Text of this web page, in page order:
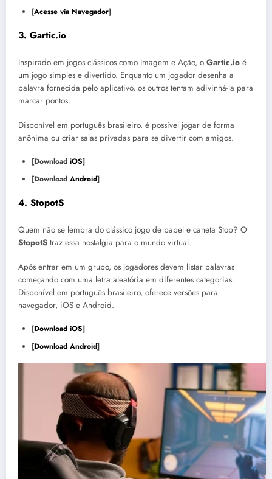
[Acesse via Navegador]
3. Gartic.io
Inspirado em jogos clássicos como Imagem e Ação, o Gartic.io é
um jogo simples e divertido. Enquanto um jogador desenha a
palavra fornecida pelo aplicativo, os outros tentam adivinhá-la para
marcar pontos.
Disponível em português brasileiro, é possível jogar de forma
anônima ou criar salas privadas para se divertir com amigos.
[Download iOS]
[Download Android]
4. StopotS
Quem não se lembra do clássico jogo de papel e caneta Stop? O
StopotS traz essa nostalgia para o mundo virtual.
Após entrar em um grupo, os jogadores devem listar palavras
começando com uma letra aleatória em diferentes categorias.
Disponível em português brasileiro, oferece versões para
navegador, iOS e Android.
[Download iOS]
[Download Android]